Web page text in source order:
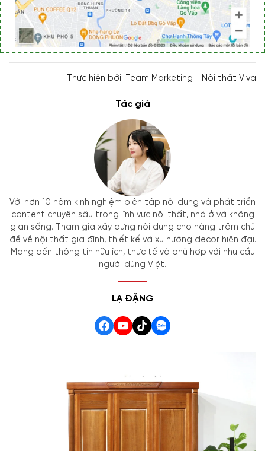
Thực hiện bởi: Team Marketing - Nội thất Viva
Tác giả
Với hơn 10 năm kinh nghiệm biên tập nội dung và phát triển
content chuyên sâu trong lĩnh vực nội thất, nhà ở và không
gian sống. Tham gia xây dựng nội dung cho hàng trăm chủ
đề về nội thất gia đình, thiết kế và xu hướng decor hiện đại.
Mang đến thông tin hữu ích, thực tế và phù hợp với nhu cầu
người dùng Việt.
LẠ ĐẶNG